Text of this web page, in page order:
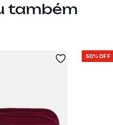
também
50% OFF